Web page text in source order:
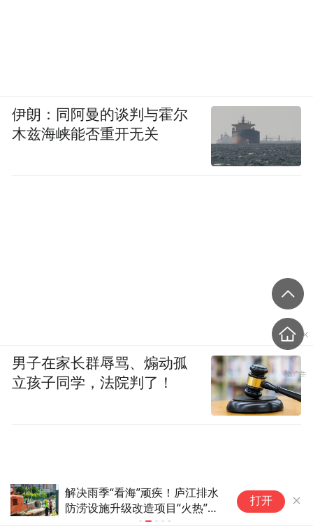
解决雨季“看海”顽疾！庐江排水
防涝设施升级改造项目“火热”推
打开
伊朗：同阿曼的谈判与霍尔
木兹海峡能否重开无关
男子在家长群辱骂、煽动孤
立孩子同学，法院判了！